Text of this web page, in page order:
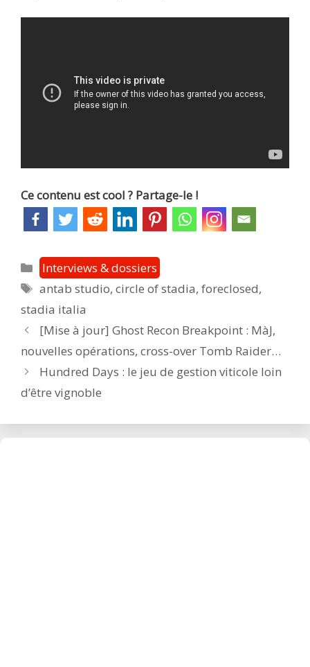
Ce contenu est cool ? Partage-le !
Catégories
Interviews & dossiers
Étiquettes
antab studio,circle of stadia,foreclosed,
stadia italia
Post
navigation
[Mise à jour] Ghost Recon Breakpoint : MàJ,
nouvelles opérations, cross-over Tomb Raider…
Hundred Days : le jeu de gestion viticole loin
d’être vignoble